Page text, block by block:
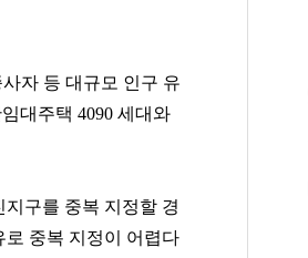
자 등 대규모 인구 유
대주택 4090 세대와
구를 중복 지정할 경
로 중복 지정이 어렵다